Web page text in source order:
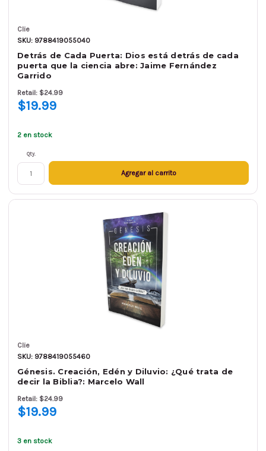
Clie
SKU: 9788419055040
Detrás de Cada Puerta: Dios está detrás de cada
puerta que la ciencia abre: Jaime Fernández
Garrido
Retail: $24.99
$19.99
2 en stock
Qty.
Agregar al carrito
Clie
SKU: 9788419055460
Génesis. Creación, Edén y Diluvio: ¿Qué trata de
decir la Biblia?: Marcelo Wall
Retail: $24.99
$19.99
3 en stock